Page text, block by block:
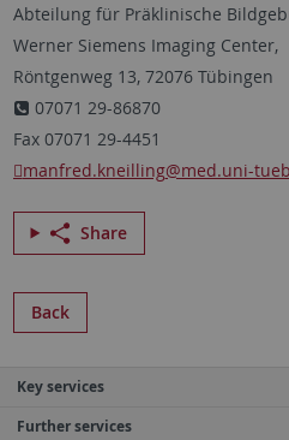
Abteilung für Präklinische
Werner Siemens Imaging Center,
Röntgenweg 13, 72076 Tübingen
07071 29-86870
Fax 07071 29-4451
manfred.kneilling@med.uni-
Share
Back
Key services
Further services